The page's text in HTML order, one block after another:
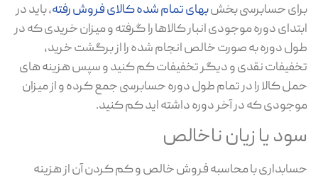
برای حسابرسی بخشبهای تمام شده کالای فروش رفته، باید در
ابتدای دوره موجودی انبار کالاها را گرفته و میزان خریدی که در
طول دوره به صورت خالص انجام شده را از برگشت خرید،
تخفیفات نقدی و دیگر تخفیفات کم کنید و سپس هزینه های
حمل کالا را در تمام طول دوره حسابرسی جمع کرده و از میزان
موجودی که در آخر دوره داشته اید کم کنید.
سود یا زیان ناخالص
حسابداری با محاسبه فروش خالص و کم کردن آن از هزینه